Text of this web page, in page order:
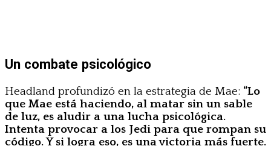
Un combate psicológico
Headland profundizó en la estrategia de Mae: “Lo
que Mae está haciendo, al matar sin un sable
de luz, es aludir a una lucha psicológica.
Intenta provocar a los Jedi para que rompan su
código. Y si logra eso, es una victoria más fuerte.